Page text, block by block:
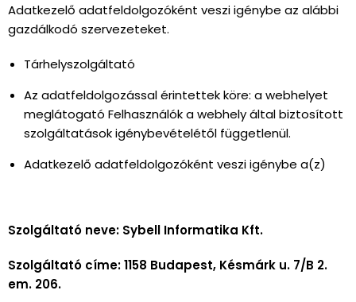
Adatkezelő adatfeldolgozóként veszi igénybe az alábbi
gazdálkodó szervezeteket.
Tárhelyszolgáltató
Az adatfeldolgozással érintettek köre: a webhelyet
meglátogató Felhasználók a webhely által biztosított
szolgáltatások igénybevételétől függetlenül.
Adatkezelő adatfeldolgozóként veszi igénybe a(z)
Szolgáltató neve: Sybell Informatika Kft.
Szolgáltató címe: 1158 Budapest, Késmárk u. 7/B 2.
em. 206.